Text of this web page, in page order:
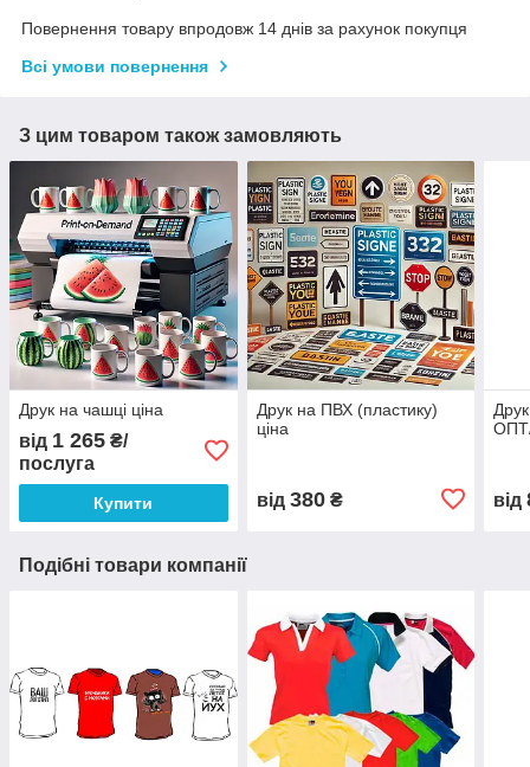
Повернення товару впродовж 14 днів за рахунок покупця
Всі умови повернення
З цим товаром також замовляють
Друк на чашці ціна
від 1 265 ₴/
послуга
Купити
Друк на ПВХ (пластику)
ціна
від 380₴
ОПТ/
від
Подібні товари компанії